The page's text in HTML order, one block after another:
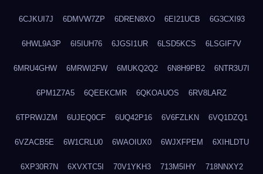
6CJKUI7J 6DMVW7ZP 6DREN8XO 6EI21UCB 6G3CXI93
6HWL9A3P 6I5IUH76 6JGSI1UR 6LSD5KCS 6LSGIF7V
6MRU4GHW 6MRWI2FW 6MUKQ2Q2 6N8H9PB2 6NTR3U7I
6PM1Z7A5 6QEEKCMR 6QKOAUOS 6RV8LARZ
6TPRWJZM 6UJEQ0CF 6UQ42P16 6V6FZLKN 6VQ1DZQ1
6VZACB5E 6W1CRLU0 6WAOIUX0 6WJXFPEM 6XIHLDTU
6XP30R7N 6XVXTC5I 70V1YKH3 713M5IHY 718NNXY2